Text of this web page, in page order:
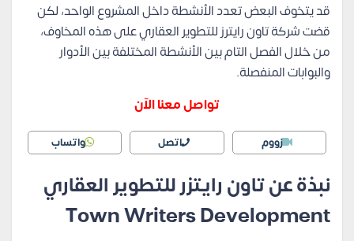
قد يتخوف البعض تعدد الأنشطة داخل المشروع الواحد، لكن
قضت شركة تاون رايترز للتطوير العقاري على هذه المخاوف،
من خلال الفصل التام بين الأنشطة المختلفة بين الأدوار
والبوابات المنفصلة.
تواصل معنا الآن
زووم اتصل واتساب
نبذة عنتاون رايتزر للتطوير العقاري
Town Writers Development